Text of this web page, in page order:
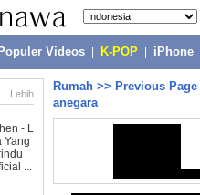
Populer Videos K-POP iPhone
Lebih
- L
Yang
...
Rumah >> Previous Page
anegara